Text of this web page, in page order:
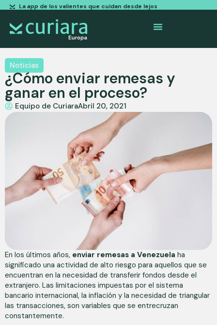
Laappde los valientes que cuidan desde lejos
Noticias
¿Cómo enviar remesas y
ganar en el proceso?
Equipo de CuriaraAbril 20, 2021
En los últimos años, enviar remesas a Venezuela ha
significado una actividad de alto riesgo para aquellos que se
encuentran en la necesidad de transferir fondos desde el
extranjero. Las limitaciones impuestas por el sistema
bancario internacional, la inflación y la necesidad de triangular
las transacciones, son variables que se entrecruzan
constantemente.